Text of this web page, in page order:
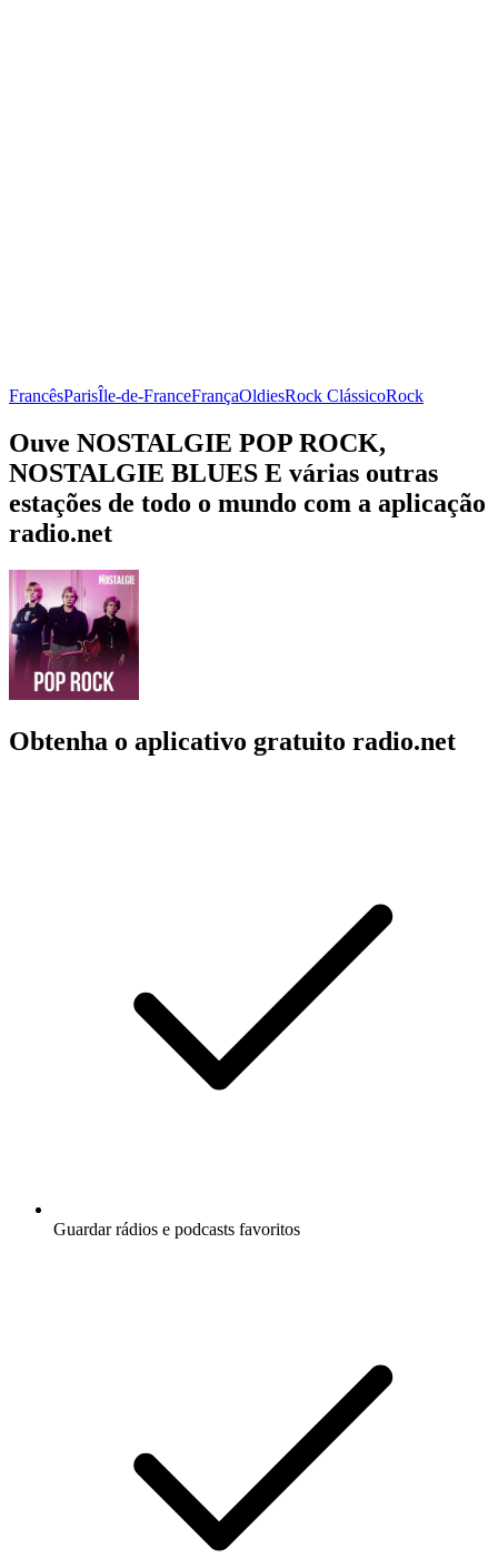
FrancêsParisÎle-de-FranceFrançaOldiesRock ClássicoRock
Ouve NOSTALGIE POP ROCK,
NOSTALGIE BLUES E várias outras
estações de todo o mundo com a aplicação
radio.net
Obtenha o aplicativo gratuito radio.net
Guardar rádios e podcasts favoritos